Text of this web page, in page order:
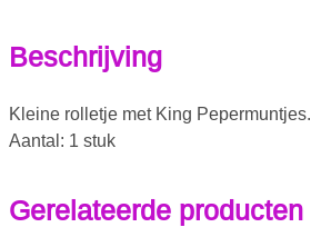
Beschrijving
Kleine rolletje met King Pepermuntjes.
Aantal: 1 stuk
Gerelateerde producten